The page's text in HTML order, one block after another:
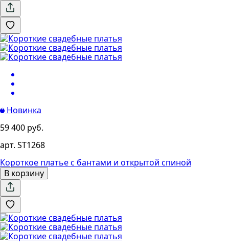
Новинка
59 400 руб.
арт. ST1268
Короткое платье с бантами и открытой спиной
В корзину